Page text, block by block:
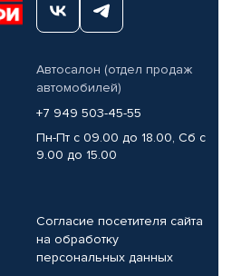
Автосалон (отдел продаж
автомобилей)
+7 949 503-45-55
Пн-Пт с 09.00 до 18.00, Сб с
9.00 до 15.00
Согласие посетителя сайта
на обработку
персональных данных